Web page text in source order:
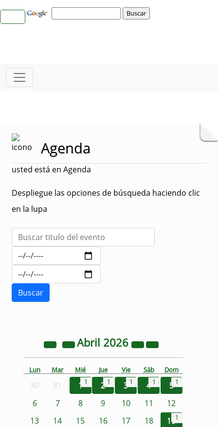
Agenda
usted está en Agenda
Despliegue las opciones de búsqueda haciendo clic
en la lupa
Abril 2026
Lun Mar Mié Jue Vie Sáb Dom
30 31 1 1 2 1 3 1 4 1 5 1
6 7 8 9 10 11
12
13
14 15 16 17 18 191